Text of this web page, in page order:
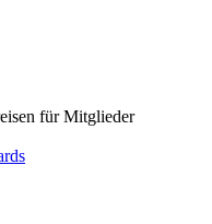
für Mitglieder